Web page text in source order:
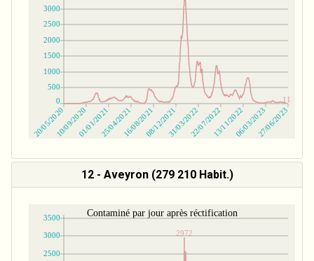
12 - Aveyron (279 210 Habit.)